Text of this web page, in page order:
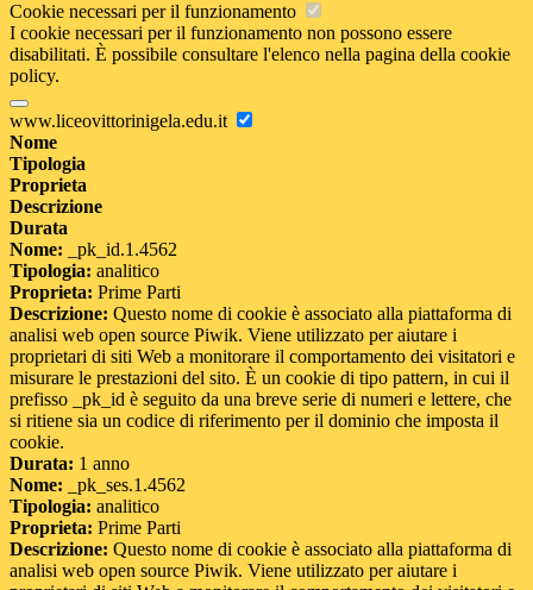
Cookie necessari per il funzionamento
I cookie necessari per il funzionamento non possono essere
disabilitati. È possibile consultare l'elenco nella pagina della cookie
policy.
www.liceovittorinigela.edu.it
Nome
Tipologia
Proprieta
Descrizione
Durata
Nome: _pk_id.1.4562
Tipologia: analitico
Proprieta: Prime Parti
Descrizione: Questo nome di cookie è associato alla piattaforma di
analisi web open source Piwik. Viene utilizzato per aiutare i
proprietari di siti Web a monitorare il comportamento dei visitatori e
misurare le prestazioni del sito. È un cookie di tipo pattern, in cui il
prefisso _pk_id è seguito da una breve serie di numeri e lettere, che
si ritiene sia un codice di riferimento per il dominio che imposta il
cookie.
Durata: 1 anno
Nome: _pk_ses.1.4562
Tipologia: analitico
Proprieta: Prime Parti
Descrizione: Questo nome di cookie è associato alla piattaforma di
analisi web open source Piwik. Viene utilizzato per aiutare i